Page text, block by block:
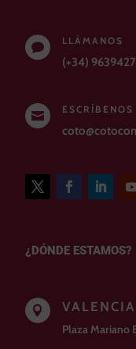

LLÁMANOS
(+34)

ESCRÍBENOS
¿DÓNDE ESTAMOS?

Plaza Mariano